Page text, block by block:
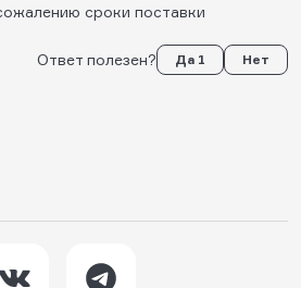
сроки поставки
Ответ полезен?
Да 1 Нет